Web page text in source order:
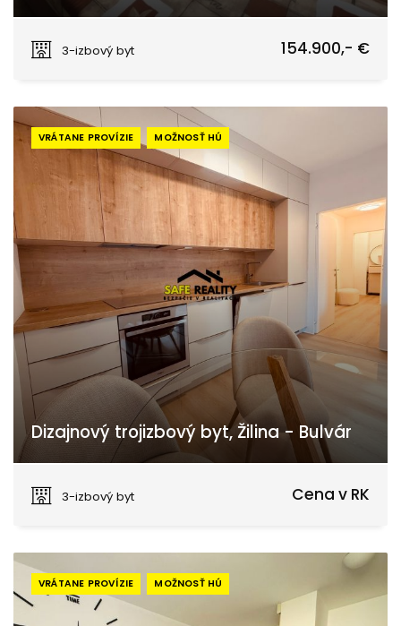
3-izbový byt
154.900,- €
VRÁTANE PROVÍZIE MOŽNOSŤ HÚ
Dizajnový trojizbový byt, Žilina - Bulvár
3-izbový byt
Cena v RK
VRÁTANE PROVÍZIE MOŽNOSŤ HÚ